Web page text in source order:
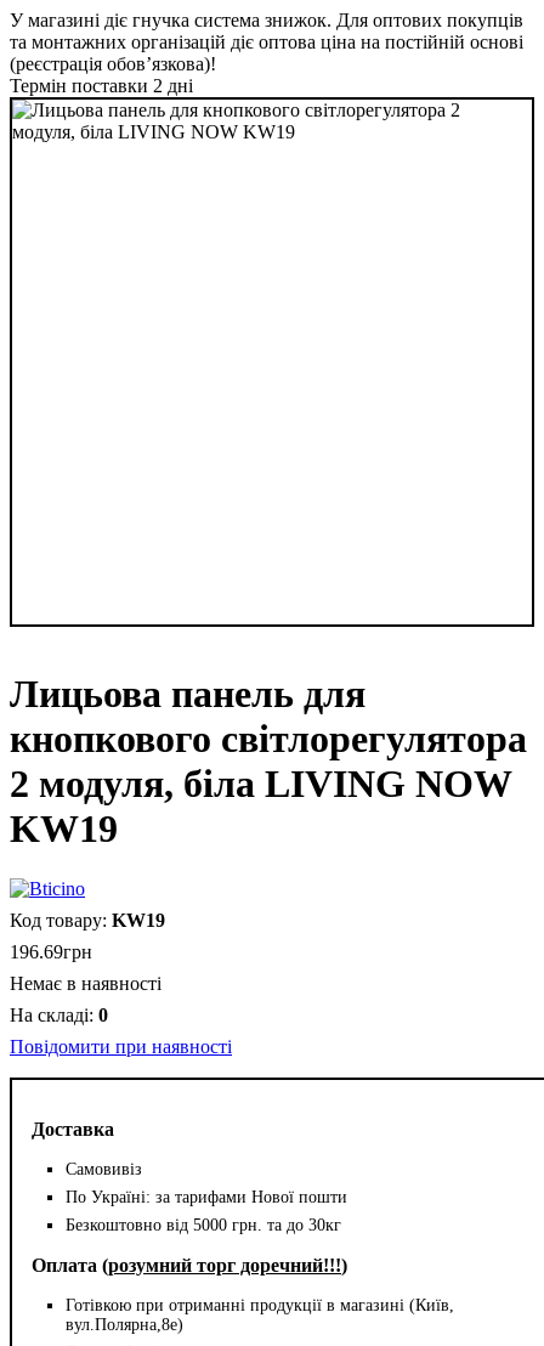
У магазині діє гнучка система знижок. Для оптових покупців
та монтажних організацій діє оптова ціна на постійній основі
(реєстрація обов’язкова)!
Термін поставки 2 дні
Лицьова панель для
кнопкового світлорегулятора
2 модуля, біла LIVING NOW
KW19
Доставка
Самовивіз
По Україні: за тарифами Нової пошти
Безкоштовно від 5000 грн. та до 30кг
Оплата (розумний торг доречний!!!)
Готівкою при отриманні продукції в магазині (Київ,
вул.Полярна,8е)
KW19
196.69грн
Немає в наявності
0
Повідомити при наявності